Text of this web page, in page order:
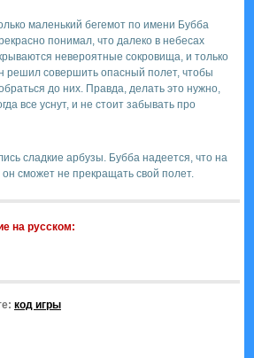
маленький бегемот по имени Бубба
понимал, что далеко в небесах
невероятные сокровища, и только
решил совершить опасный полет, чтобы
до них. Правда, делать это нужно,
все уснут, и не стоит забывать про
сладкие арбузы. Бубба надеется, что на
сможет не прекращать свой полет.
на русском:
код игры